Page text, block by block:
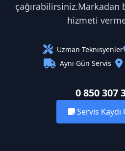
çağırabilirsiniz.Markadan
hizmeti
Uzman Teknisyenler
Aynı Gün Servis
0 850 307
Servis